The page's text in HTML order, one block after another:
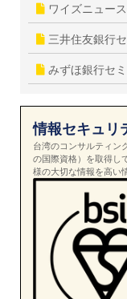
ワイズニュー
三井住友銀行
みずほ銀行セ
情報セキュリ
台湾のコンサルティン
の国際資格）を取得し
様の大切な情報を高い